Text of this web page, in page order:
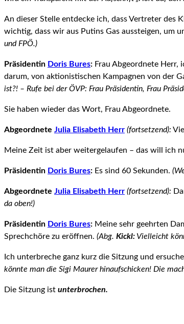
An dieser Stelle entdecke ich, dass Vertreter des
wichtig, dass wir aus Putins Gas aussteigen, um
und FPÖ.)
Präsidentin Doris Bures: Frau Abgeordnete Herr,
darum, von aktionistischen Kampagnen von der
ist?! – Rufe bei der ÖVP: Frau Präsidentin, Frau
Sie haben wieder das Wort, Frau Abgeordnete.
Abgeordnete Julia Elisabeth Herr (fortsetzend):
Meine Zeit ist aber weitergelaufen – das will ich
Präsidentin Doris Bures: Es sind 60 Sekunden.
Abgeordnete Julia Elisabeth Herr (fortsetzend):
da oben!)
Präsidentin Doris Bures: Meine sehr geehrten
Sprechchöre zu eröffnen. (Abg. Kickl: Vielleicht
Ich unterbreche ganz kurz die Sitzung und
könnte man die Sigi Maurer hinaufschicken! Die
Die Sitzung ist unterbrochen.